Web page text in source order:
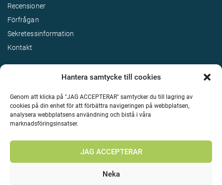
Hantera samtycke till cookies
Genom att klicka på "JAG ACCEPTERAR" samtycker du till lagring av
cookies på din enhet för att förbättra navigeringen på webbplatsen,
analysera webbplatsens användning och bistå i våra
marknadsföringsinsatser.
JAG ACCEPTERAR
Neka
Recensioner
Förfrågan
Sekretessinformation
Kontakt
Upphovsrätt 2026 Enjoy Travel Alla rättigheter reserverade